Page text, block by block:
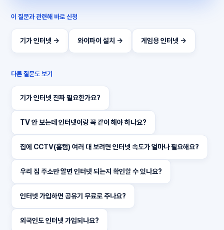
이 질문과 관련해 바로 신청
기가 인터넷 → 와이파이 설치 → 게임용 인터넷 →
다른 질문도 보기
기가 인터넷 진짜 필요한가요?
TV 안 보는데 인터넷이랑 꼭 같이 해야 하나요?
집에 CCTV(홈캠) 여러 대 보려면 인터넷 속도가 얼마나 필요해요?
우리 집 주소만 알면 인터넷 되는지 확인할 수 있나요?
인터넷 가입하면 공유기 무료로 주나요?
외국인도 인터넷 가입되나요?